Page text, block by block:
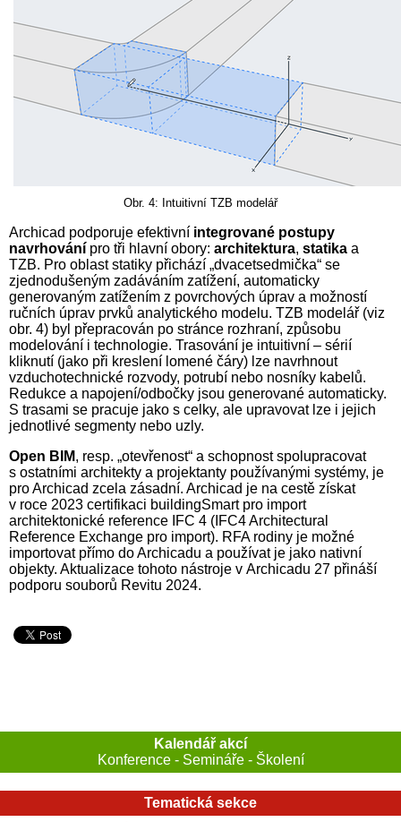
Obr. 4: Intuitivní TZB modelář
Archicad podporuje efektivní integrované postupy
navrhování pro tři hlavní obory: architektura, statika a
TZB. Pro oblast statiky přichází „dvacetsedmička“ se
zjednodušeným zadáváním zatížení, automaticky
generovaným zatížením z povrchových úprav a možností
ručních úprav prvků analytického modelu. TZB modelář (viz
obr. 4) byl přepracován po stránce rozhraní, způsobu
modelování i technologie. Trasování je intuitivní – sérií
kliknutí (jako při kreslení lomené čáry) lze navrhnout
vzduchotechnické rozvody, potrubí nebo nosníky kabelů.
Redukce a napojení/odbočky jsou generované automaticky.
S trasami se pracuje jako s celky, ale upravovat lze i jejich
jednotlivé segmenty nebo uzly.
Open BIM, resp. „otevřenost“ a schopnost spolupracovat
s ostatními architekty a projektanty používanými systémy, je
pro Archicad zcela zásadní. Archicad je na cestě získat
v roce 2023 certifikaci buildingSmart pro import
architektonické reference IFC 4 (IFC4 Architectural
Reference Exchange pro import). RFA rodiny je možné
importovat přímo do Archicadu a používat je jako nativní
objekty. Aktualizace tohoto nástroje v Archicadu 27 přináší
podporu souborů Revitu 2024.
Kalendář akcí
Konference - Semináře - Školení
Tematická sekce